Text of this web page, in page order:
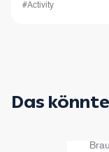
#Activity
Das